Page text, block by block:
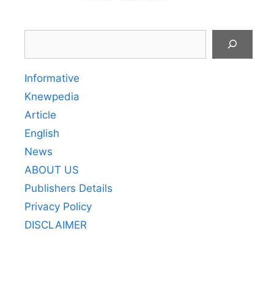
Informative
Knewpedia
Article
English
News
ABOUT US
Publishers Details
Privacy Policy
DISCLAIMER